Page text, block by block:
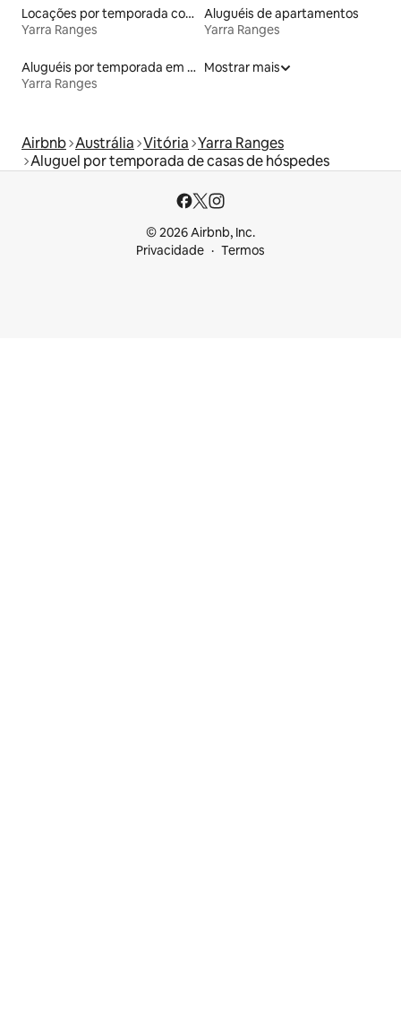
Locações por temporada com piscina
Yarra Ranges
Aluguéis de apartamentos
Yarra Ranges
Aluguéis por temporada em hotéis-fazenda
Yarra Ranges
Mostrar mais
Airbnb Austrália Vitória Yarra Ranges
Aluguel por temporada de casas de hóspedes
© 2026 Airbnb, Inc.
Privacidade
Termos